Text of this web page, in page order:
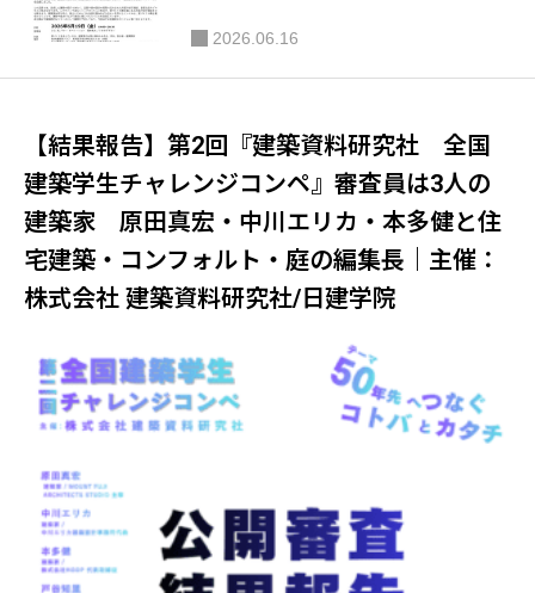
づくりトーク＃01］｜公益社団法人 日本
建築家協会（JIA）関東甲信越支部 住宅部
2026.06.16
【結果報告】第2回『建築資料研究社 全国
建築学生チャレンジコンペ』審査員は3人の
建築家 原田真宏・中川エリカ・本多健と住
宅建築・コンフォルト・庭の編集長｜主催：
株式会社 建築資料研究社/日建学院